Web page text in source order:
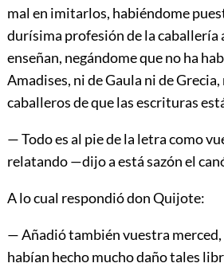
mal en imitarlos, habiéndome
durísima profesión de la caballería
enseñan, negándome que no ha
Amadises, ni de Gaula ni de
caballeros de que las escrituras
— Todo es al pie de la letra como
relatando —dijo a está sazón el
A lo cual respondió don Quijote:
— Añadió también vuestra
habían hecho mucho daño tales